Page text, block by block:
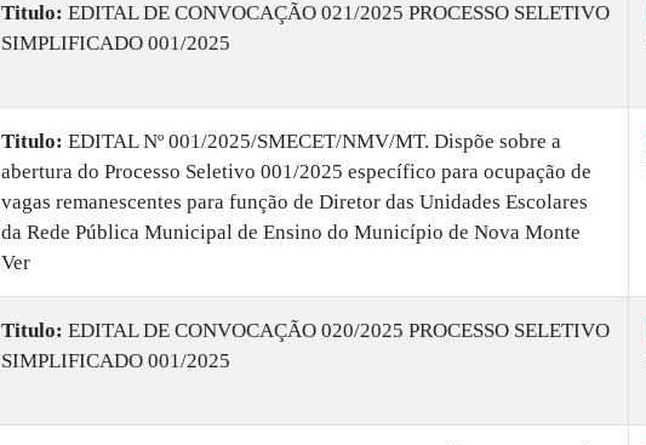
Titulo: EDITAL DE CONVOCAÇÃO 021/2025 PROCESSO SELETIVO
SIMPLIFICADO 001/2025
Titulo: EDITAL Nº 001/2025/SMECET/NMV/MT. Dispõe sobre a
abertura do Processo Seletivo 001/2025 específico para ocupação de
vagas remanescentes para função de Diretor das Unidades Escolares
da Rede Pública Municipal de Ensino do Município de Nova Monte
Ver
Titulo: EDITAL DE CONVOCAÇÃO 020/2025 PROCESSO SELETIVO
SIMPLIFICADO 001/2025